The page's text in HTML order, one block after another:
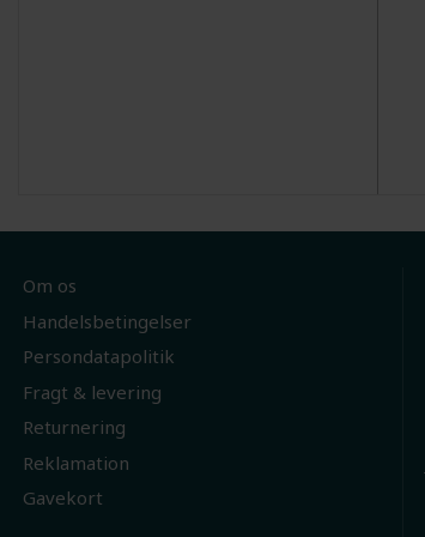
Om os
Handelsbetingelser
Persondatapolitik
Fragt & levering
Returnering
Reklamation
Gavekort